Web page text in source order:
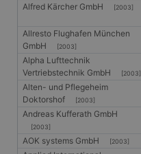
Alfred Kärcher GmbH [2003]
Allresto Flughafen München
GmbH
[2003]
Alpha Lufttechnik
Vertriebstechnik GmbH
[2003]
Alten- und Pflegeheim
Doktorshof
[2003]
Andreas Kufferath GmbH
[2003]
AOK systems GmbH [2003]